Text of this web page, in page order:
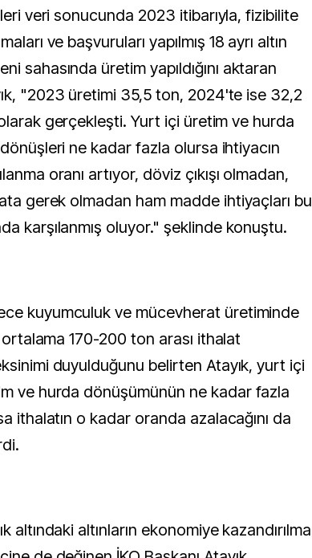
veri sonucunda 2023 itibarıyla, fizibilite
ve başvuruları yapılmış 18 ayrı altın
sahasında üretim yapıldığını aktaran
"2023 üretimi 35,5 ton, 2024'te ise 32,2
gerçekleşti. Yurt içi üretim ve hurda
ne kadar fazla olursa ihtiyacın
oranı artıyor, döviz çıkışı olmadan,
gerek olmadan ham madde ihtiyaçları bu
karşılanmış oluyor." şeklinde konuştu.
kuyumculuk ve mücevherat üretiminde
ortalama 170-200 ton arası ithalat
duyulduğunu belirten Atayık, yurt içi
ve hurda dönüşümünün ne kadar fazla
ithalatın o kadar oranda azalacağını da
altındaki altınların ekonomiye kazandırılma